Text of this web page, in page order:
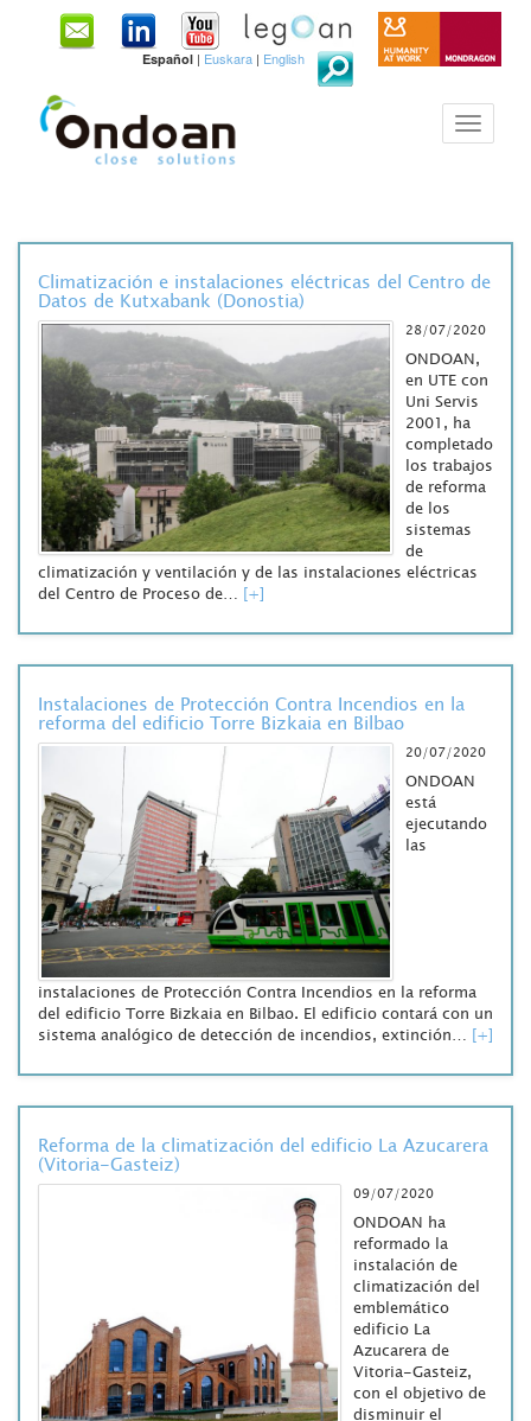
Español | Euskara | English
Climatización e instalaciones eléctricas del Centro de
Datos de Kutxabank (Donostia)
28/07/2020
ONDOAN,
en UTE con
Uni Servis
2001, ha
completado
los trabajos
de reforma
de los
sistemas
de
climatización y ventilación y de las instalaciones eléctricas
del Centro de Proceso de… [+]
Instalaciones de Protección Contra Incendios en la
reforma del edificio Torre Bizkaia en Bilbao
20/07/2020
ONDOAN
está
ejecutando
las
instalaciones de Protección Contra Incendios en la reforma
del edificio Torre Bizkaia en Bilbao. El edificio contará con un
sistema analógico de detección de incendios, extinción… [+]
Reforma de la climatización del edificio La Azucarera
(Vitoria-Gasteiz)
09/07/2020
ONDOAN ha
reformado la
instalación de
climatización del
emblemático
edificio La
Azucarera de
Vitoria-Gasteiz,
con el objetivo de
disminuir el